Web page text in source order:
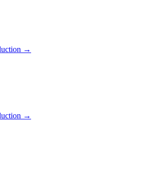
→
→